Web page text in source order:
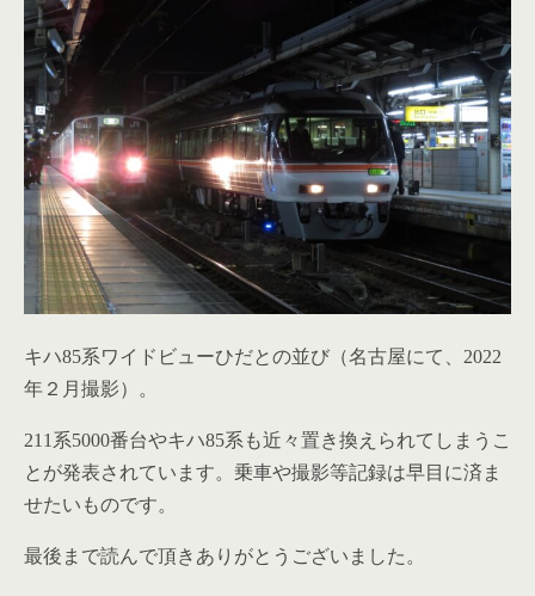
キハ85系ワイドビューひだとの並び（名古屋にて、2022
年２月撮影）。
211系5000番台やキハ85系も近々置き換えられてしまうこ
とが発表されています。乗車や撮影等記録は早目に済ま
せたいものです。
最後まで読んで頂きありがとうございました。